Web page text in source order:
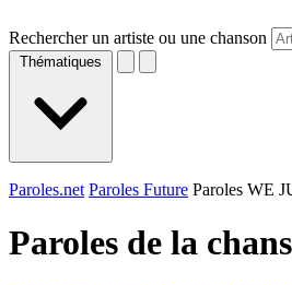
Rechercher un artiste ou une chanson
Thématiques
Paroles.net Paroles Future Paroles WE
Paroles de la